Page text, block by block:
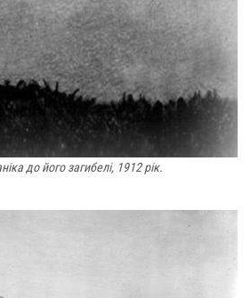
до його загибелі, 1912 рік.